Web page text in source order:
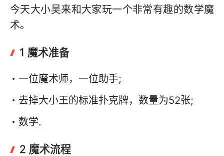
今天大小吴来和大家玩一个非常有趣的数学魔
术。
1 魔术准备
一位魔术师，一位助手;
去掉大小王的标准扑克牌，数量为52张;
数学.
2 魔术流程